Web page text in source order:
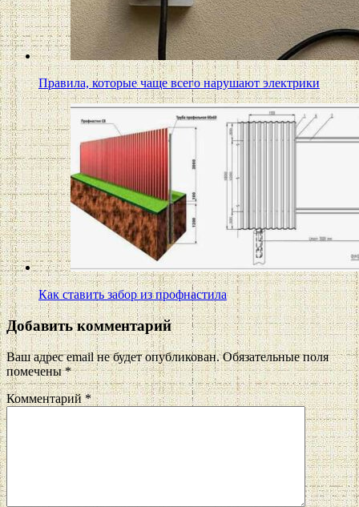
Правила, которые чаще всего нарушают электрики
Как ставить забор из профнастила
Добавить комментарий
Ваш адрес email не будет опубликован. Обязательные поля
помечены*
Комментарий*